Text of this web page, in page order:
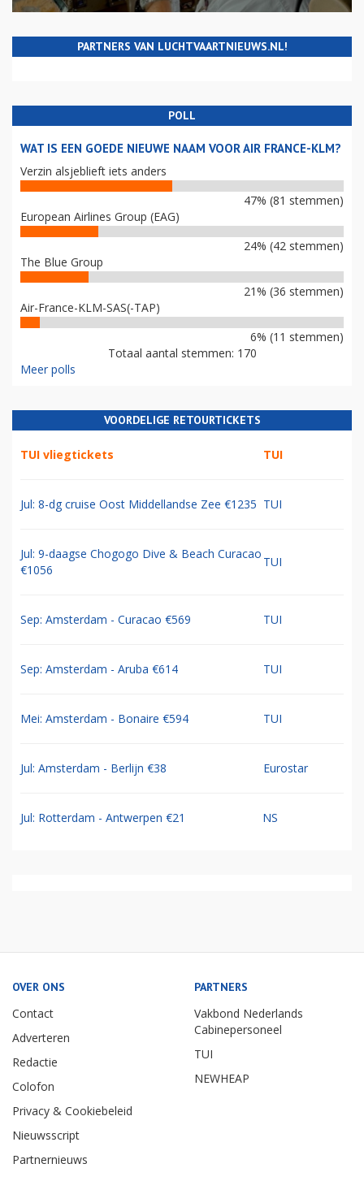
PARTNERS VAN LUCHTVAARTNIEUWS.NL!
POLL
WAT IS EEN GOEDE NIEUWE NAAM VOOR AIR FRANCE-KLM?
Verzin alsjeblieft iets anders
47% (81 stemmen)
European Airlines Group (EAG)
24% (42 stemmen)
The Blue Group
21% (36 stemmen)
Air-France-KLM-SAS(-TAP)
6% (11 stemmen)
Totaal aantal stemmen: 170
Meer polls
VOORDELIGE RETOURTICKETS
TUI vliegtickets TUI
Jul: 8-dg cruise Oost Middellandse Zee €1235 TUI
Jul: 9-daagse Chogogo Dive & Beach Curacao
€1056
TUI
Sep: Amsterdam - Curacao €569 TUI
Sep: Amsterdam - Aruba €614 TUI
Mei: Amsterdam - Bonaire €594 TUI
Jul: Amsterdam - Berlijn €38 Eurostar
Jul: Rotterdam - Antwerpen €21 NS
OVER ONS
Contact
Adverteren
Redactie
Colofon
Privacy & Cookiebeleid
Nieuwsscript
Partnernieuws
PARTNERS
Vakbond Nederlands
Cabinepersoneel
TUI
NEWHEAP